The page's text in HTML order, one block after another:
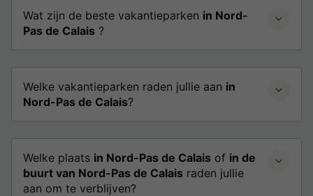
Wat zijn de beste vakantieparken in Nord-
Pas de Calais ?
Welke vakantieparken raden jullie aan in
Nord-Pas de Calais?
Welke plaats in Nord-Pas de Calais of in de
buurt van Nord-Pas de Calais raden jullie
aan om te verblijven?